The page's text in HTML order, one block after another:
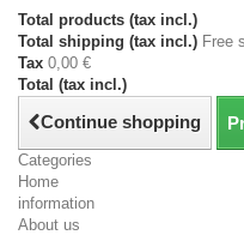
Total products (tax incl.)
Total shipping (tax incl.) Free
Tax 0,00 €
Total (tax incl.)
Continue shopping
Categories
Home
information
About us